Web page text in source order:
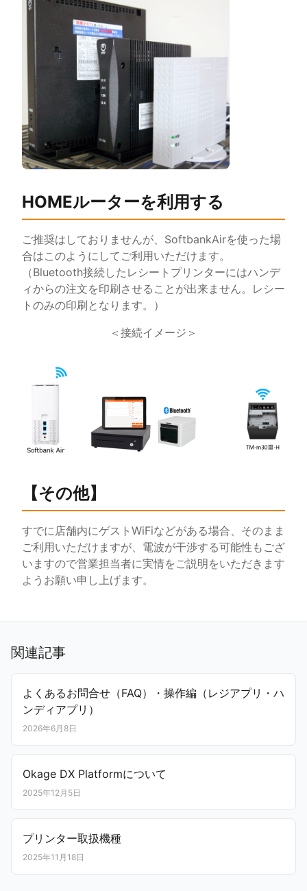
HOMEルーターを利用する
ご推奨はしておりませんが、SoftbankAirを使った場
合はこのようにしてご利用いただけます。
（Bluetooth接続したレシートプリンターにはハンデ
ィからの注文を印刷させることが出来ません。レシー
トのみの印刷となります。）
＜接続イメージ＞
【その他】
すでに店舗内にゲストWiFiなどがある場合、そのまま
ご利用いただけますが、電波が干渉する可能性もござ
いますので営業担当者に実情をご説明をいただきます
ようお願い申し上げます。
関連記事
よくあるお問合せ（FAQ）・操作編（レジアプリ・ハ
ンディアプリ）
2026年6月8日
Okage DX Platformについて
2025年12月5日
プリンター取扱機種
2025年11月18日